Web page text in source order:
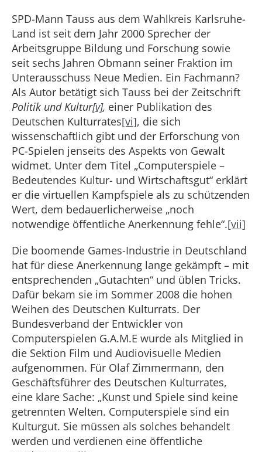
SPD-Mann Tauss aus dem Wahlkreis Karlsruhe-
Land ist seit dem Jahr 2000 Sprecher der
Arbeitsgruppe Bildung und Forschung sowie
seit sechs Jahren Obmann seiner Fraktion im
Unterausschuss Neue Medien. Ein Fachmann?
Als Autor betätigt sich Tauss bei der Zeitschrift
Politik und Kultur[v], einer Publikation des
Deutschen Kulturrates[vi], die sich
wissenschaftlich gibt und der Erforschung von
PC-Spielen jenseits des Aspekts von Gewalt
widmet. Unter dem Titel „Computerspiele –
Bedeutendes Kultur- und Wirtschaftsgut“ erklärt
er die virtuellen Kampfspiele als zu schützenden
Wert, dem bedauerlicherweise „noch
notwendige öffentliche Anerkennung fehle“.[vii]
Die boomende Games-Industrie in Deutschland
hat für diese Anerkennung lange gekämpft – mit
entsprechenden „Gutachten“ und üblen Tricks.
Dafür bekam sie im Sommer 2008 die hohen
Weihen des Deutschen Kulturrats. Der
Bundesverband der Entwickler von
Computerspielen G.A.M.E wurde als Mitglied in
die Sektion Film und Audiovisuelle Medien
aufgenommen. Für Olaf Zimmermann, den
Geschäftsführer des Deutschen Kulturrates,
eine klare Sache: „Kunst und Spiele sind keine
getrennten Welten. Computerspiele sind ein
Kulturgut. Sie müssen als solches behandelt
werden und verdienen eine öffentliche